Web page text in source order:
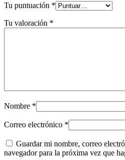
Tu puntuación *
Tu valoración *
Nombre *
Correo electrónico *
Guardar mi nombre, correo
navegador para la próxima vez que